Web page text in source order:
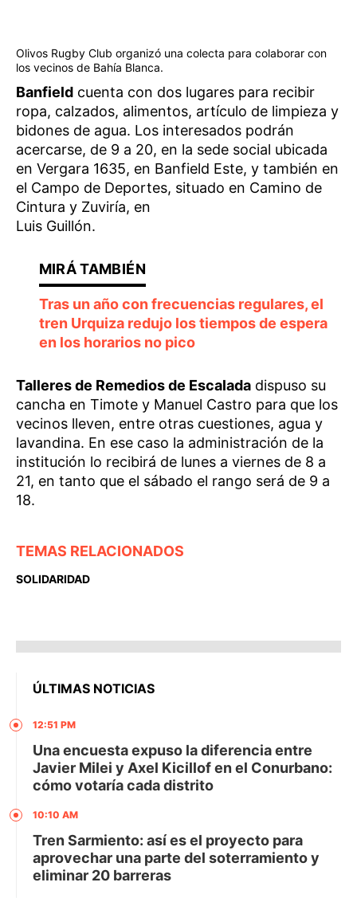
Olivos Rugby Club organizó una colecta para colaborar con
los vecinos de Bahía Blanca.
Banfield cuenta con dos lugares para recibir
ropa, calzados, alimentos, artículo de limpieza y
bidones de agua. Los interesados podrán
acercarse, de 9 a 20, en la sede social ubicada
en Vergara 1635, en Banfield Este, y también en
el Campo de Deportes, situado en Camino de
Cintura y Zuviría, en
Luis Guillón.
Tras un año con frecuencias regulares, el
tren Urquiza redujo los tiempos de espera
en los horarios no pico
Talleres de Remedios de Escalada dispuso su
cancha en Timote y Manuel Castro para que los
vecinos lleven, entre otras cuestiones, agua y
lavandina. En ese caso la administración de la
institución lo recibirá de lunes a viernes de 8 a
21, en tanto que el sábado el rango será de 9 a
18.
TEMAS RELACIONADOS
SOLIDARIDAD
ÚLTIMAS NOTICIAS
12:51 PM
Una encuesta expuso la diferencia entre
Javier Milei y Axel Kicillof en el Conurbano:
cómo votaría cada distrito
10:10 AM
Tren Sarmiento: así es el proyecto para
aprovechar una parte del soterramiento y
eliminar 20 barreras